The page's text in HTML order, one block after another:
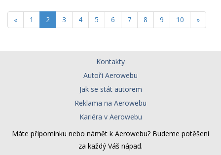
« 1 2 3 4 5 6 7 8 9 10 »
Kontakty
Autoři Aerowebu
Jak se stát autorem
Reklama na Aerowebu
Kariéra v Aerowebu
Máte připomínku nebo námět k Aerowebu? Budeme potěšeni
za každý Váš nápad.